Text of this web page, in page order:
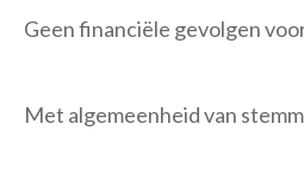
Geen financiële gevolgen
Met algemeenheid van